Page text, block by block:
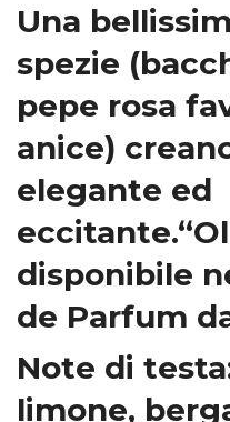
Una
spezie
pepe rosa
anice)
elegante ed
disponibile
de Parfum
Note di
limone,